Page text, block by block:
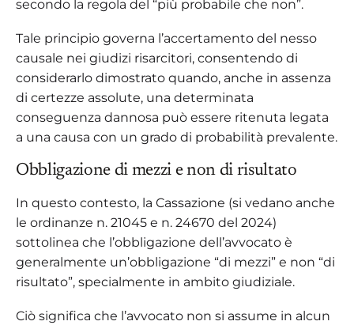
secondo la regola del “più probabile che non”.
Tale principio governa l’accertamento del nesso
causale nei giudizi risarcitori, consentendo di
considerarlo dimostrato quando, anche in assenza
di certezze assolute, una determinata
conseguenza dannosa può essere ritenuta legata
a una causa con un grado di probabilità prevalente.
Obbligazione di mezzi e non di risultato
In questo contesto, la Cassazione (si vedano anche
le ordinanze n. 21045 e n. 24670 del 2024)
sottolinea che l’obbligazione dell’avvocato è
generalmente un’obbligazione “di mezzi” e non “di
risultato”, specialmente in ambito giudiziale.
Ciò significa che l’avvocato non si assume in alcun